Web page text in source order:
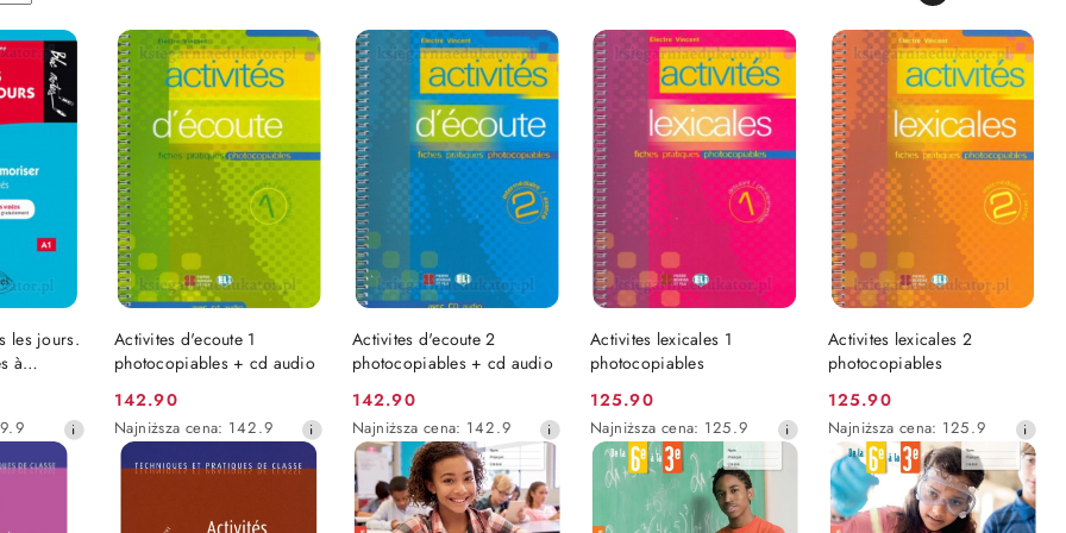
les jours.
à
Activites d'ecoute 1
photocopiables + cd audio
Cena
promocyjna:
142.90
Najniższa
cena
z
Najniższa cena: 142.9
DO KOSZYKA
Activites d'ecoute 2
photocopiables + cd audio
Cena
promocyjna:
142.90
Najniższa
cena
z
30
dni
Najniższa cena: 142.9
DO KOSZYKA
Activites lexicales 1
photocopiables
Cena
promocyjna:
125.90
Najniższa
cena
30
Najniższa cena: 125.9
DO KOSZYKA
Activites lexicales 2
photocopiables
Cena
promocyjna:
125.90
Najniższa
cena
z
30
dni
Najniższa cena: 125.9
DO KOSZYKA